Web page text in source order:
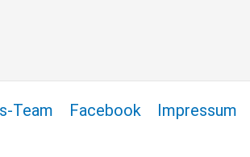
Team Facebook Impressum